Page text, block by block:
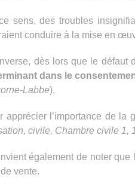
sens, des troubles
conduire à la mise en
dès lors que le défaut
dans le
Labbe).
apprécier l’importance de la
civile, Chambre civile 1,
également de noter
vente.